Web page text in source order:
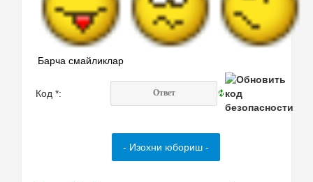
Барча смайликлар
Код *: